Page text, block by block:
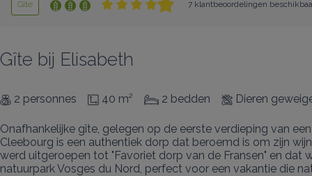
Gîte 7 klantbeoordelingen
Gîte bij Elisabeth
2 personnes 40 m² 2 bedden Dieren
Onafhankelijke gîte, gelegen op de eerste verdieping van
Cleebourg is een authentiek dorp dat beroemd is om zijn
werd uitgeroepen tot "Favoriet dorp van de Fransen" en dat
natuurpark Vosges du Nord, perfect voor een vakantie die